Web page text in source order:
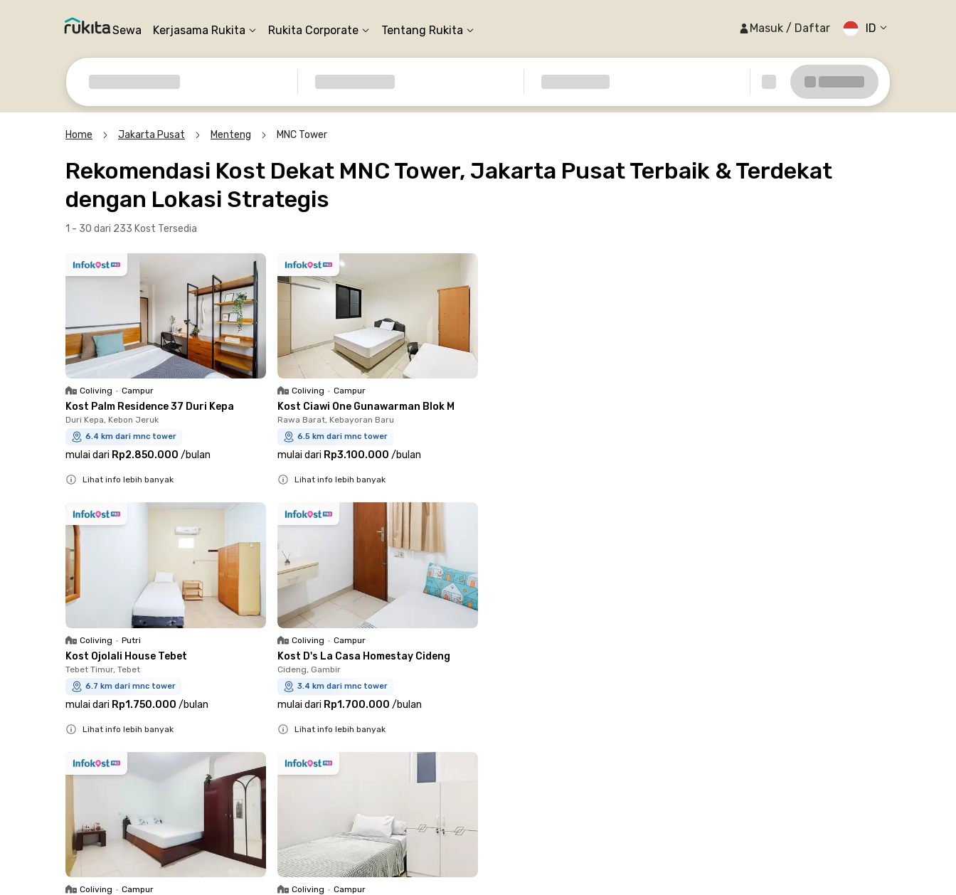
Sewa Kerjasama Rukita Rukita Corporate Tentang Rukita Masuk / Daftar ID
Home Jakarta Pusat Menteng MNC Tower
Rekomendasi Kost Dekat MNC Tower, Jakarta Pusat Terbaik & Terdekat
dengan Lokasi Strategis
1 - 30 dari 233 Kost Tersedia
Coliving • Campur
Kost Palm Residence 37 Duri Kepa
Duri Kepa, Kebon Jeruk
6.4 km dari mnc tower
mulai dari Rp2.850.000 /bulan
Lihat info lebih banyak
Coliving • Campur
Kost Ciawi One Gunawarman Blok M
Rawa Barat, Kebayoran Baru
6.5 km dari mnc tower
mulai dari Rp3.100.000 /bulan
Lihat info lebih banyak
Coliving • Putri
Kost Ojolali House Tebet
Tebet Timur, Tebet
6.7 km dari mnc tower
mulai dari Rp1.750.000 /bulan
Lihat info lebih banyak
Coliving • Campur
Kost D's La Casa Homestay Cideng
Cideng, Gambir
3.4 km dari mnc tower
mulai dari Rp1.700.000 /bulan
Lihat info lebih banyak
Coliving • Campur Coliving • Campur